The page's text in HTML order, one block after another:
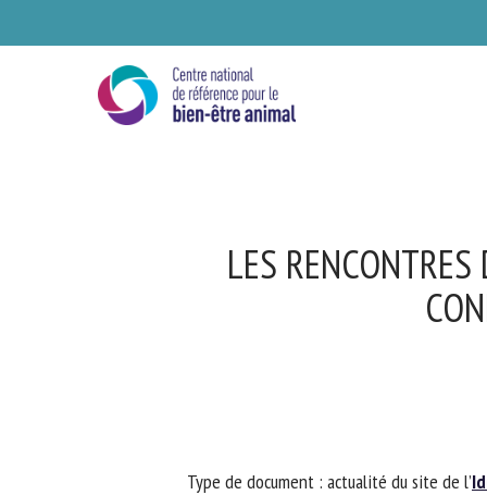
LES
Type de document : actualité du site de l’